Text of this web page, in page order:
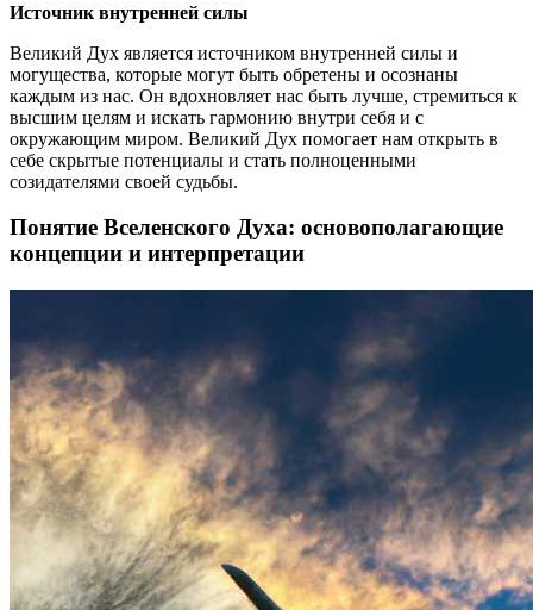
Источник внутренней силы
Великий Дух является источником внутренней силы и
могущества, которые могут быть обретены и осознаны
каждым из нас. Он вдохновляет нас быть лучше, стремиться к
высшим целям и искать гармонию внутри себя и с
окружающим миром. Великий Дух помогает нам открыть в
себе скрытые потенциалы и стать полноценными
созидателями своей судьбы.
Понятие Вселенского Духа: основополагающие
концепции и интерпретации